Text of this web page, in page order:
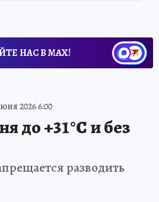
НАС В МАХ!
2026 6:00
до +31°С и без
разводить